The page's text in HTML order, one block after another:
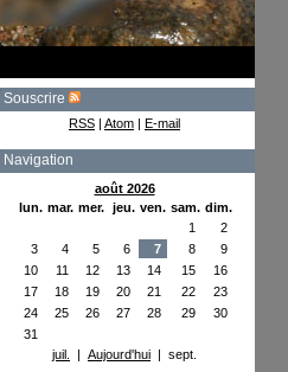
Souscrire
RSS | Atom | E-mail
Navigation
août 2026
lun. mar. mer. jeu. ven. sam. dim.
1
2
3
4 5 6 7 8
9
10
11 12 13 14 15
16
17
18 19 20 21 22
23
24
25 26 27 28 29
30
31
juil.
| Aujourd'hui | sept.